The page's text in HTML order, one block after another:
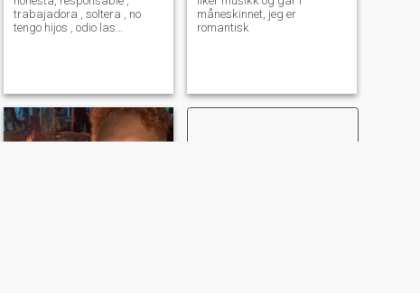
trabajadora , soltera , no
tengo hijos , odio las
måneskinnet, jeg er
romantisk